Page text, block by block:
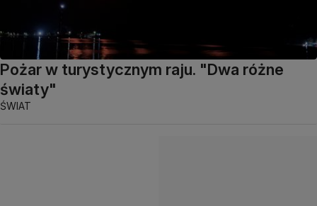
Pożar w turystycznym raju. "Dwa różne
światy"
ŚWIAT